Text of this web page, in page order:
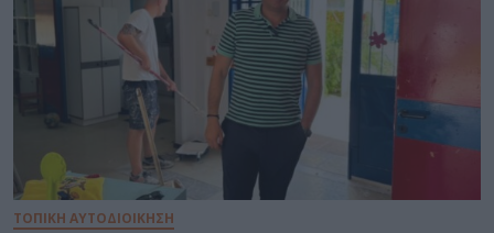
ΤΟΠΙΚΗ ΑΥΤΟΔΙΟΙΚΗΣΗ